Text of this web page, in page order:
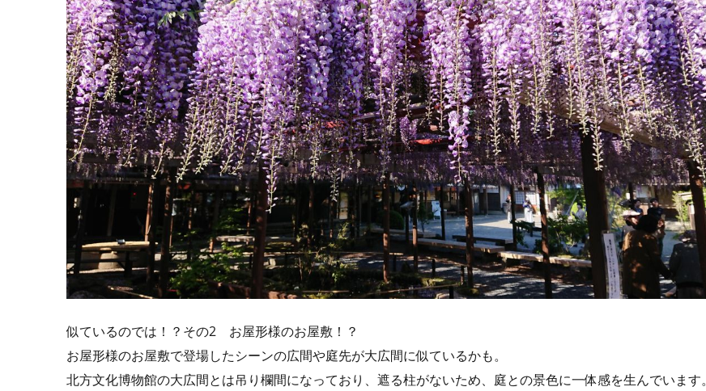
似ているのでは！？その2 お屋形様のお屋敷！？
お屋形様のお屋敷で登場したシーンの広間や庭先が大広間に似ているかも。
北方文化博物館の大広間とは吊り欄間になっており、遮る柱がないため、庭との景色に一体感を生んでいます。